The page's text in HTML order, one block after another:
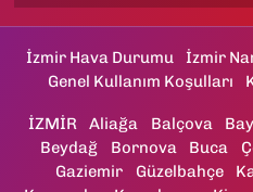
İzmir Hava Durumu İzmir
Genel Kullanım Koşulları
İZMİR Aliağa Balçova
Beydağ
Bornova Buca
Gaziemir
Güzelbahçe